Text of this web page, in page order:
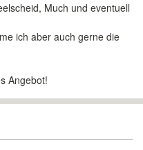
Much und eventuell
ich aber auch gerne die
Angebot!